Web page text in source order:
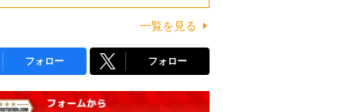
一覧を見る
フォロー フォロー